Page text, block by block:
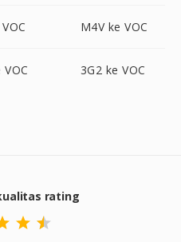
M4V ke VOC
VOC 3G2 ke VOC
kualitas rating